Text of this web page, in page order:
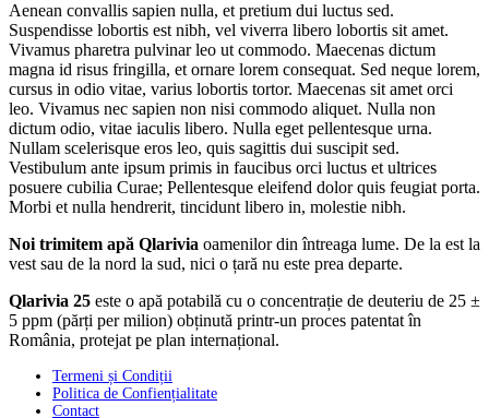
Aenean convallis sapien nulla, et pretium dui luctus sed.
Suspendisse lobortis est nibh, vel viverra libero lobortis sit amet.
Vivamus pharetra pulvinar leo ut commodo. Maecenas dictum
magna id risus fringilla, et ornare lorem consequat. Sed neque lorem,
cursus in odio vitae, varius lobortis tortor. Maecenas sit amet orci
leo. Vivamus nec sapien non nisi commodo aliquet. Nulla non
dictum odio, vitae iaculis libero. Nulla eget pellentesque urna.
Nullam scelerisque eros leo, quis sagittis dui suscipit sed.
Vestibulum ante ipsum primis in faucibus orci luctus et ultrices
posuere cubilia Curae; Pellentesque eleifend dolor quis feugiat porta.
Morbi et nulla hendrerit, tincidunt libero in, molestie nibh.
Noi trimitem apă Qlarivia oamenilor din întreaga lume. De la est la
vest sau de la nord la sud, nici o țară nu este prea departe.
Qlarivia 25 este o apă potabilă cu o concentrație de deuteriu de 25 ±
5 ppm (părți per milion) obținută printr-un proces patentat în
România, protejat pe plan internațional.
Termeni și Condiții
Politica de Confiențialitate
Contact